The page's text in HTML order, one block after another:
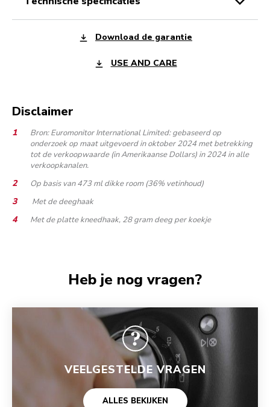
Download de garantie
USE AND CARE
Disclaimer
Bron: Euromonitor International Limited: gebaseerd op
onderzoek op maat uitgevoerd in oktober 2024 met betrekking
tot de verkoopwaarde (in Amerikaanse Dollars) in 2024 in alle
verkoopkanalen.
Op basis van 473 ml dikke room (36% vetinhoud)
Met de deeghaak
Met de platte kneedhaak, 28 gram deeg per koekje
Heb je nog vragen?
VEELGESTELDE VRAGEN
ALLES BEKIJKEN